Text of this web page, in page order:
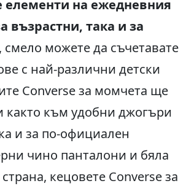
елементи на ежедневния
възрастни, така и за
смело можете да съчетавате
с най-различни детски
Converse за момчета ще
както към удобни джогъри
и за по-официален
чино панталони и бяла
кецовете Converse за